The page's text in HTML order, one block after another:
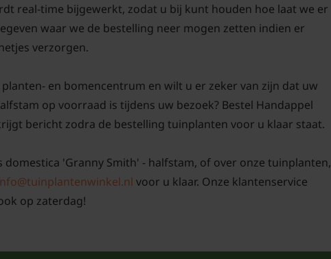
real-time bijgewerkt, zodat u bij kunt houden hoe laat we er
waar we de bestelling neer mogen zetten indien er
verzorgen.
en bomencentrum en wilt u er zeker van zijn dat uw
op voorraad is tijdens uw bezoek? Bestel Handappel
bericht zodra de bestelling tuinplanten voor u klaar staat.
domestica 'Granny Smith' - halfstam, of over onze tuinplanten,
voor u klaar. Onze klantenservice
op zaterdag!